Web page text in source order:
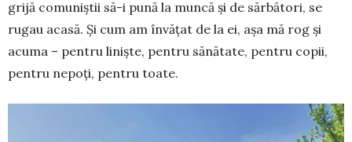
grijă comuniștii să-i pună la muncă și de sărbători, se
rugau acasă. Și cum am învățat de la ei, așa mă rog și
acuma – pentru liniște, pentru sănătate, pentru copii,
pentru nepoți, pentru toate.